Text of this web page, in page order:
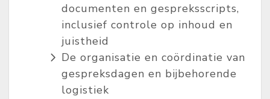
documenten en gespreksscripts,
inclusief controle op inhoud en
juistheid
De organisatie en coördinatie van
gespreksdagen en bijbehorende
logistiek